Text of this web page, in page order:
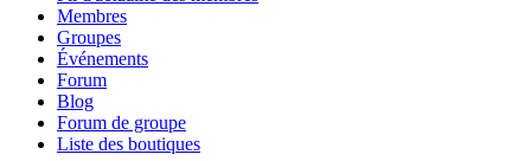
Membres
Groupes
Événements
Forum
Blog
Forum de groupe
Liste des boutiques